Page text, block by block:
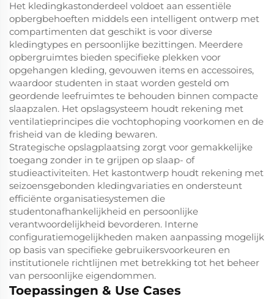
Het kledingkastonderdeel voldoet aan essentiële
opbergbehoeften middels een intelligent ontwerp met
compartimenten dat geschikt is voor diverse
kledingtypes en persoonlijke bezittingen. Meerdere
opbergruimtes bieden specifieke plekken voor
opgehangen kleding, gevouwen items en accessoires,
waardoor studenten in staat worden gesteld om
geordende leefruimtes te behouden binnen compacte
slaapzalen. Het opslagsysteem houdt rekening met
ventilatieprincipes die vochtophoping voorkomen en de
frisheid van de kleding bewaren.
Strategische opslagplaatsing zorgt voor gemakkelijke
toegang zonder in te grijpen op slaap- of
studieactiviteiten. Het kastontwerp houdt rekening met
seizoensgebonden kledingvariaties en ondersteunt
efficiënte organisatiesystemen die
studentonafhankelijkheid en persoonlijke
verantwoordelijkheid bevorderen. Interne
configuratiemogelijkheden maken aanpassing mogelijk
op basis van specifieke gebruikersvoorkeuren en
institutionele richtlijnen met betrekking tot het beheer
van persoonlijke eigendommen.
Toepassingen & Use Cases